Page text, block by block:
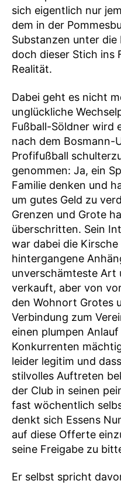
sich eigentlich nur
dem in der
Substanzen unter
doch dieser Stich ins
Realität.
Dabei geht es nicht
unglückliche
Fußball-Söldner wird
nach dem Bosmann-
Profifußball
genommen: Ja, ein
Familie denken und
um gutes Geld zu
Grenzen und Grote
überschritten. Sein
war dabei die
hintergangene
unverschämteste Art
verkauft, aber von
den Wohnort Grotes
Verbindung zum
einen plumpen
Konkurrenten
leider legitim und
stilvolles Auftreten
der Club in seinen
fast wöchentlich
denkt sich Essens
auf diese Offerte
seine Freigabe zu
Er selbst spricht